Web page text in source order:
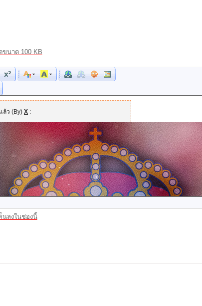
ขนาด 100 KB
นลงในช่องนี้